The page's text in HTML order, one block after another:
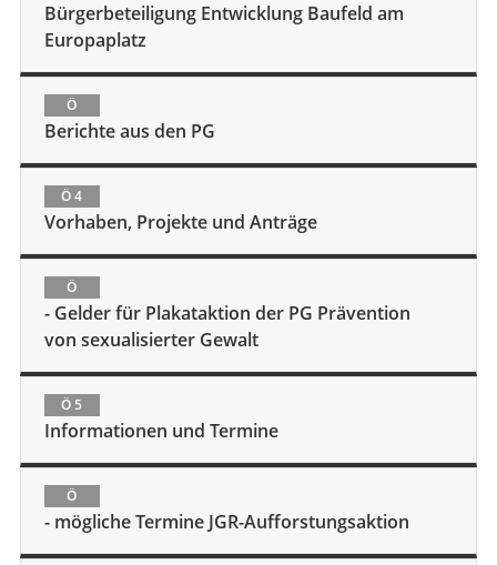
Bürgerbeteiligung Entwicklung Baufeld am
Europaplatz
Ö
Berichte aus den PG
Ö 4
Vorhaben, Projekte und Anträge
Ö
- Gelder für Plakataktion der PG Prävention
von sexualisierter Gewalt
Ö 5
Informationen und Termine
Ö
- mögliche Termine JGR-Aufforstungsaktion